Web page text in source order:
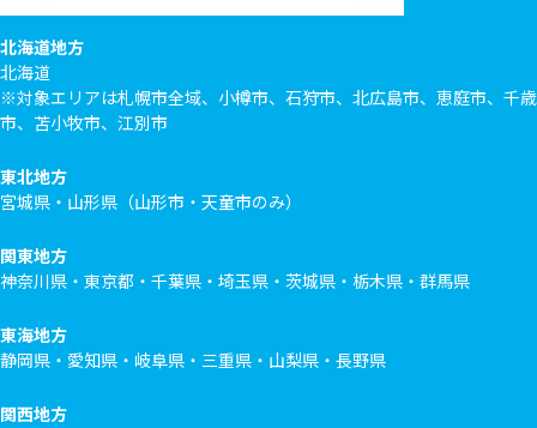
北海道地方
北海道
※対象エリアは札幌市全域、小樽市、石狩市、北広島市、恵庭市、千歳
市、苫小牧市、江別市
東北地方
宮城県・山形県（山形市・天童市のみ）
関東地方
神奈川県・東京都・千葉県・埼玉県・茨城県・栃木県・群馬県
東海地方
静岡県・愛知県・岐阜県・三重県・山梨県・長野県
関西地方